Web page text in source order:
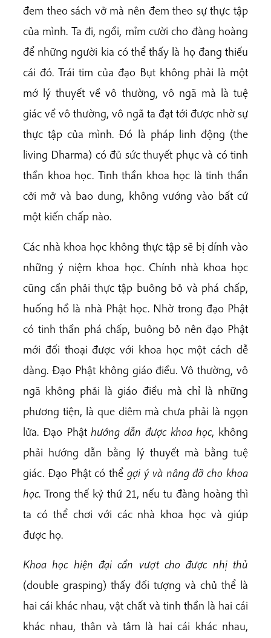
đem theo sách vở mà nên đem theo sự thực tập
của mình. Ta đi, ngồi, mỉm cười cho đàng hoàng
để những người kia có thể thấy là họ đang thiếu
cái đó. Trái tim của đạo Bụt không phải là một
mớ lý thuyết về vô thường, vô ngã mà là tuệ
giác về vô thường, vô ngã ta đạt tới được nhờ sự
thực tập của mình. Đó là pháp linh động (the
living Dharma) có đủ sức thuyết phục và có tinh
thần khoa học. Tinh thần khoa học là tinh thần
cởi mở và bao dung, không vướng vào bất cứ
một kiến chấp nào.
Các nhà khoa học không thực tập sẽ bị dính vào
những ý niệm khoa học. Chính nhà khoa học
cũng cần phải thực tập buông bỏ và phá chấp,
huống hồ là nhà Phật học. Nhờ trong đạo Phật
có tinh thần phá chấp, buông bỏ nên đạo Phật
mới đối thoại được với khoa học một cách dễ
dàng. Đạo Phật không giáo điều. Vô thường, vô
ngã không phải là giáo điều mà chỉ là những
phương tiện, là que diêm mà chưa phải là ngọn
lửa. Đạo Phật hướng dẫn được khoa học, không
phải hướng dẫn bằng lý thuyết mà bằng tuệ
giác. Đạo Phật có thểgợi ý và nâng đỡ cho khoa
học. Trong thế kỷ thứ 21, nếu tu đàng hoàng thì
ta có thể chơi với các nhà khoa học và giúp
được họ.
Khoa học hiện đại cần vượt cho được nhị thủ
(double grasping) thấy đối tượng và chủ thể là
hai cái khác nhau, vật chất và tinh thần là hai cái
khác nhau, thân và tâm là hai cái khác nhau,